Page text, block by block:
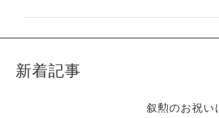
新着記事
叙勲のお祝い